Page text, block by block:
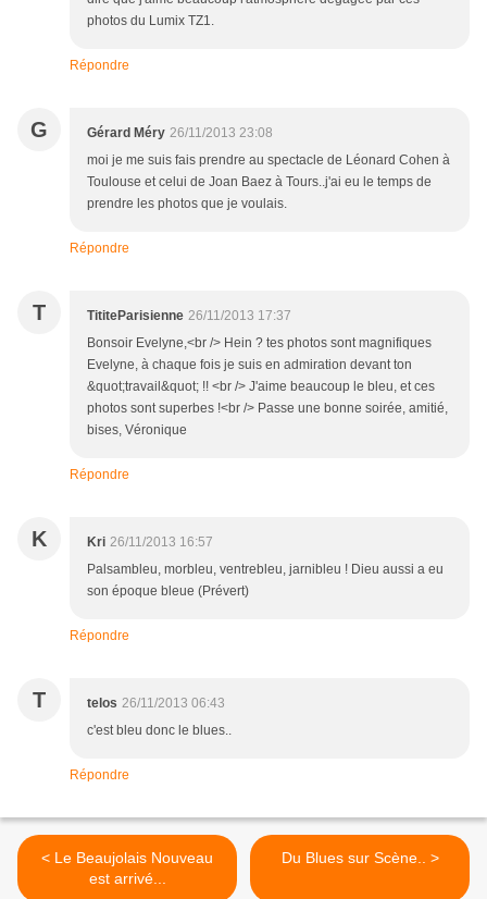
photos du Lumix TZ1.
Répondre
G Gérard Méry 26/11/2013 23:08
moi je me suis fais prendre au spectacle de Léonard Cohen à
Toulouse et celui de Joan Baez à Tours..j'ai eu le temps de
prendre les photos que je voulais.
Répondre
T TititeParisienne 26/11/2013 17:37
Bonsoir Evelyne,<br /> Hein ? tes photos sont magnifiques
Evelyne, à chaque fois je suis en admiration devant ton
&quot;travail&quot; !! <br /> J'aime beaucoup le bleu, et ces
photos sont superbes !<br /> Passe une bonne soirée, amitié,
bises, Véronique
Répondre
K Kri 26/11/2013 16:57
Palsambleu, morbleu, ventrebleu, jarnibleu ! Dieu aussi a eu
son époque bleue (Prévert)
Répondre
T telos 26/11/2013 06:43
c'est bleu donc le blues..
Répondre
< Le Beaujolais Nouveau
est arrivé...
Du Blues sur Scène.. >